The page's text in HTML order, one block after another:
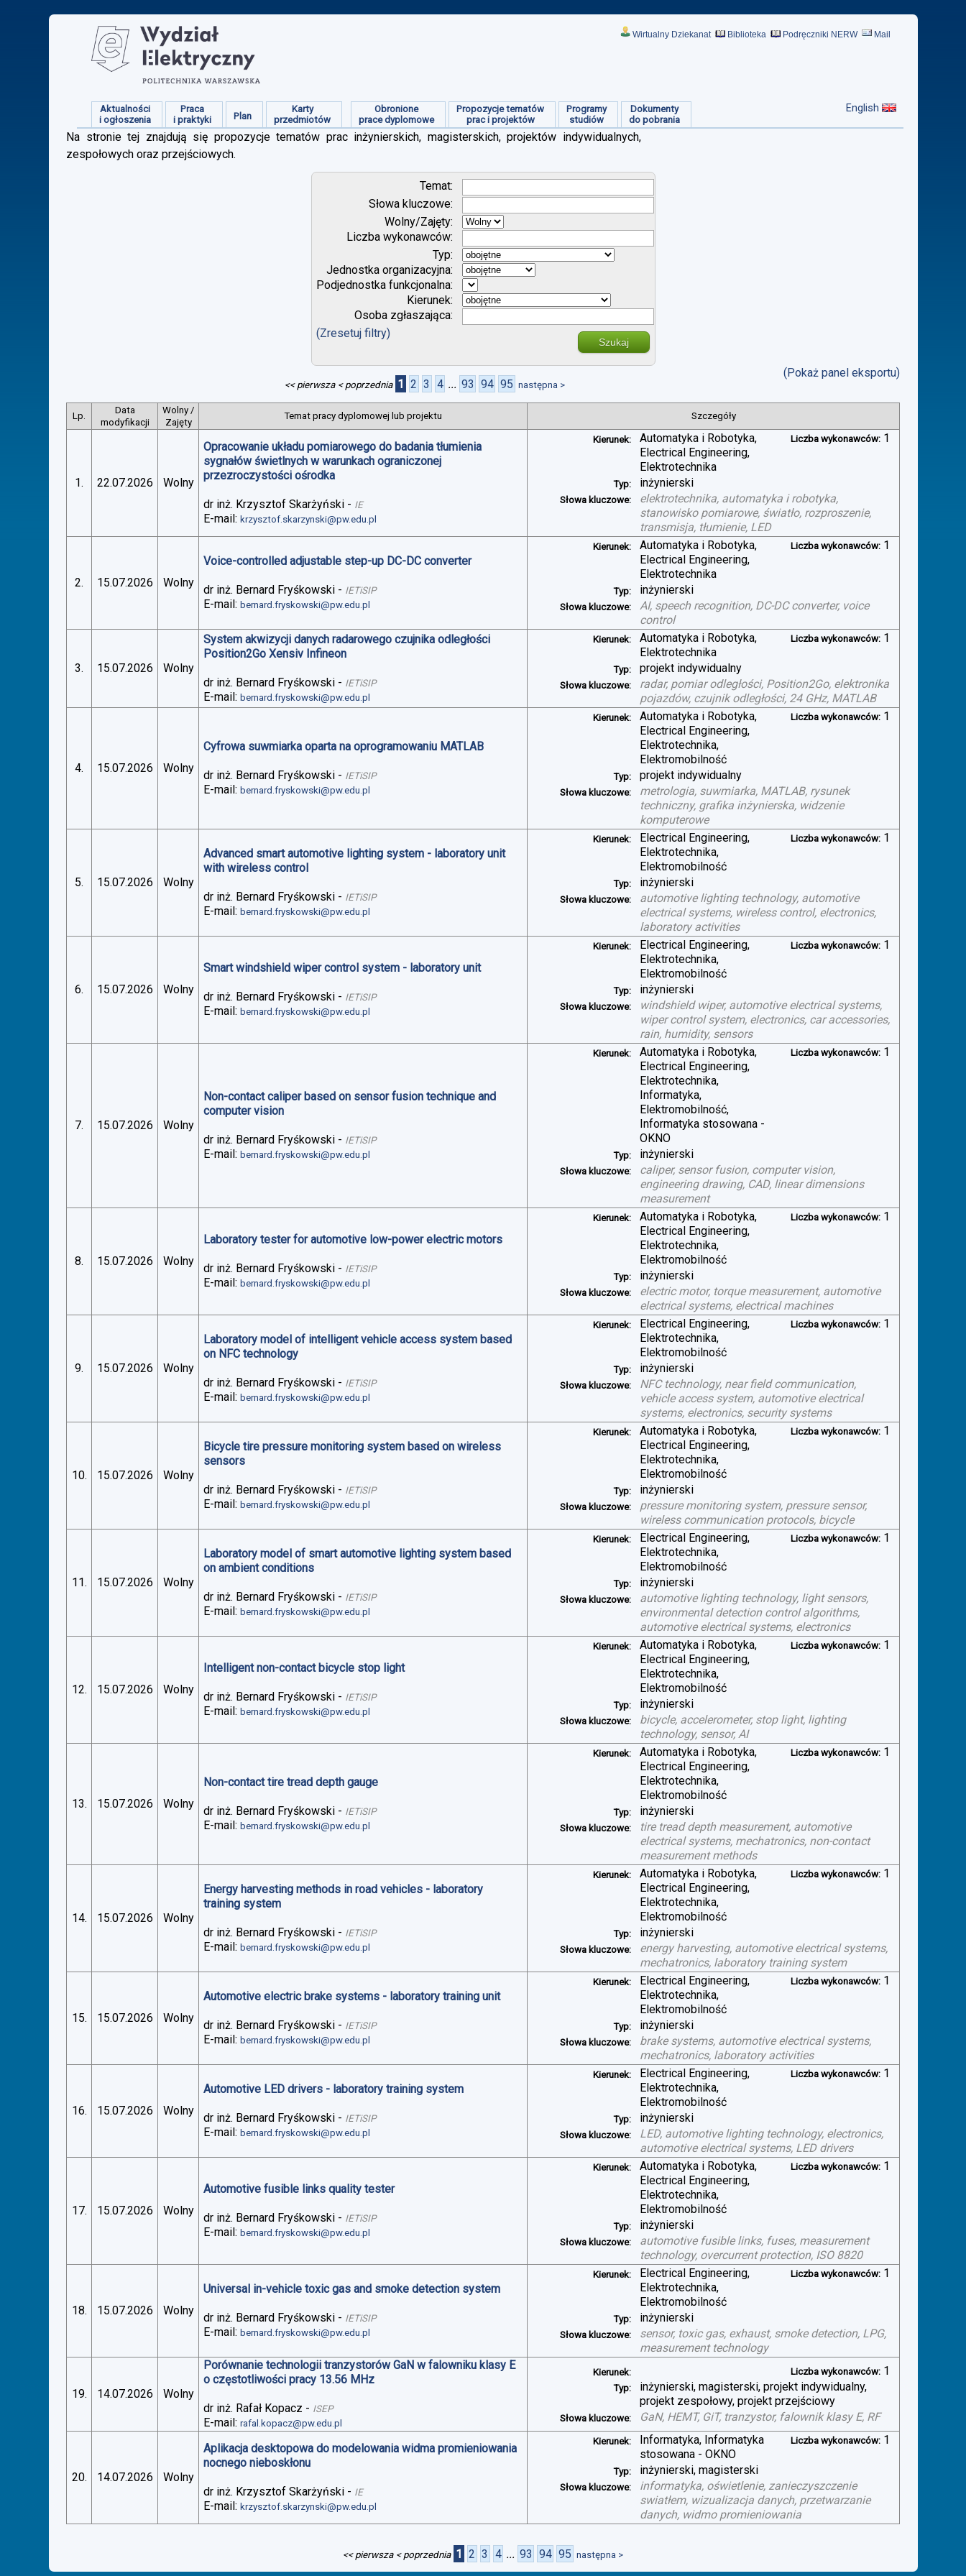
Wirtualny Dziekanat Biblioteka Podręczniki NERW Mail
Aktualności
i ogłoszenia
Praca
i praktyki
Plan
Karty
przedmiotów
Obronione
prace dyplomowe
Propozycje tematów
prac i projektów
Programy
studiów
Dokumenty
do pobrania
English
Na stronie tej znajdują się propozycje tematów prac inżynierskich, magisterskich, projektów indywidualnych,
zespołowych oraz przejściowych.
Temat:
Słowa kluczowe:
Wolny/Zajęty:
Liczba wykonawców:
Typ:
Jednostka organizacyjna:
Podjednostka funkcjonalna:
Kierunek:
Osoba zgłaszająca:
(Zresetuj filtry)
Szukaj
(Pokaż panel eksportu)
<< pierwsza < poprzednia 1 2 3 4 ... 93 94 95 następna >
Lp.
Data
modyfikacji
Wolny /
Zajęty
Temat pracy dyplomowej lub projektu Szczegóły
1. 22.07.2026 Wolny
Opracowanie układu pomiarowego do badania tłumienia
sygnałów świetlnych w warunkach ograniczonej
przezroczystości ośrodka
dr inż. Krzysztof Skarżyński - IE
E-mail:krzysztof.skarzynski@pw.edu.pl
Kierunek:
Automatyka i Robotyka,
Electrical Engineering,
Elektrotechnika
Liczba wykonawców: 1
Typ: inżynierski
Słowa kluczowe:
elektrotechnika, automatyka i robotyka,
stanowisko pomiarowe, światło, rozproszenie,
transmisja, tłumienie, LED
2. 15.07.2026 Wolny
Voice-controlled adjustable step-up DC-DC converter
dr inż. Bernard Fryśkowski - IETiSIP
E-mail:bernard.fryskowski@pw.edu.pl
Kierunek:
Automatyka i Robotyka,
Electrical Engineering,
Elektrotechnika
Liczba wykonawców: 1
Typ: inżynierski
Słowa kluczowe:
AI, speech recognition, DC-DC converter, voice
control
3. 15.07.2026 Wolny
System akwizycji danych radarowego czujnika odległości
Position2Go Xensiv Infineon
dr inż. Bernard Fryśkowski - IETiSIP
E-mail:bernard.fryskowski@pw.edu.pl
Kierunek:
Automatyka i Robotyka,
Elektrotechnika
Liczba wykonawców: 1
Typ: projekt indywidualny
Słowa kluczowe:
radar, pomiar odległości, Position2Go, elektronika
pojazdów, czujnik odległości, 24 GHz, MATLAB
4. 15.07.2026 Wolny
Cyfrowa suwmiarka oparta na oprogramowaniu MATLAB
dr inż. Bernard Fryśkowski - IETiSIP
E-mail:bernard.fryskowski@pw.edu.pl
Kierunek:
Automatyka i Robotyka,
Electrical Engineering,
Elektrotechnika,
Elektromobilność
Liczba wykonawców: 1
Typ: projekt indywidualny
Słowa kluczowe:
metrologia, suwmiarka, MATLAB, rysunek
techniczny, grafika inżynierska, widzenie
komputerowe
5. 15.07.2026 Wolny
Advanced smart automotive lighting system - laboratory unit
with wireless control
dr inż. Bernard Fryśkowski - IETiSIP
E-mail:bernard.fryskowski@pw.edu.pl
Kierunek:
Electrical Engineering,
Elektrotechnika,
Elektromobilność
Liczba wykonawców: 1
Typ: inżynierski
Słowa kluczowe:
automotive lighting technology, automotive
electrical systems, wireless control, electronics,
laboratory activities
6. 15.07.2026 Wolny
Smart windshield wiper control system - laboratory unit
dr inż. Bernard Fryśkowski - IETiSIP
E-mail:bernard.fryskowski@pw.edu.pl
Kierunek:
Electrical Engineering,
Elektrotechnika,
Elektromobilność
Liczba wykonawców: 1
Typ: inżynierski
Słowa kluczowe:
windshield wiper, automotive electrical systems,
wiper control system, electronics, car accessories,
rain, humidity, sensors
7. 15.07.2026 Wolny
Non-contact caliper based on sensor fusion technique and
computer vision
dr inż. Bernard Fryśkowski - IETiSIP
E-mail:bernard.fryskowski@pw.edu.pl
Kierunek:
Automatyka i Robotyka,
Electrical Engineering,
Elektrotechnika,
Informatyka,
Elektromobilność,
Informatyka stosowana -
OKNO
Liczba wykonawców: 1
Typ: inżynierski
Słowa kluczowe:
caliper, sensor fusion, computer vision,
engineering drawing, CAD, linear dimensions
measurement
8. 15.07.2026 Wolny
Laboratory tester for automotive low-power electric motors
dr inż. Bernard Fryśkowski - IETiSIP
E-mail:bernard.fryskowski@pw.edu.pl
Kierunek:
Automatyka i Robotyka,
Electrical Engineering,
Elektrotechnika,
Elektromobilność
Liczba wykonawców: 1
Typ: inżynierski
Słowa kluczowe:
electric motor, torque measurement, automotive
electrical systems, electrical machines
9. 15.07.2026 Wolny
Laboratory model of intelligent vehicle access system based
on NFC technology
dr inż. Bernard Fryśkowski - IETiSIP
E-mail:bernard.fryskowski@pw.edu.pl
Kierunek:
Electrical Engineering,
Elektrotechnika,
Elektromobilność
Liczba wykonawców: 1
Typ: inżynierski
Słowa kluczowe:
NFC technology, near field communication,
vehicle access system, automotive electrical
systems, electronics, security systems
10. 15.07.2026 Wolny
Bicycle tire pressure monitoring system based on wireless
sensors
dr inż. Bernard Fryśkowski - IETiSIP
E-mail:bernard.fryskowski@pw.edu.pl
Kierunek:
Automatyka i Robotyka,
Electrical Engineering,
Elektrotechnika,
Elektromobilność
Liczba wykonawców: 1
Typ: inżynierski
Słowa kluczowe:
pressure monitoring system, pressure sensor,
wireless communication protocols, bicycle
11. 15.07.2026 Wolny
Laboratory model of smart automotive lighting system based
on ambient conditions
dr inż. Bernard Fryśkowski - IETiSIP
E-mail:bernard.fryskowski@pw.edu.pl
Kierunek:
Electrical Engineering,
Elektrotechnika,
Elektromobilność
Liczba wykonawców: 1
Typ: inżynierski
Słowa kluczowe:
automotive lighting technology, light sensors,
environmental detection control algorithms,
automotive electrical systems, electronics
12. 15.07.2026 Wolny
Intelligent non-contact bicycle stop light
dr inż. Bernard Fryśkowski - IETiSIP
E-mail:bernard.fryskowski@pw.edu.pl
Kierunek:
Automatyka i Robotyka,
Electrical Engineering,
Elektrotechnika,
Elektromobilność
Liczba wykonawców: 1
Typ: inżynierski
Słowa kluczowe:
bicycle, accelerometer, stop light, lighting
technology, sensor, AI
13. 15.07.2026 Wolny
Non-contact tire tread depth gauge
dr inż. Bernard Fryśkowski - IETiSIP
E-mail:bernard.fryskowski@pw.edu.pl
Kierunek:
Automatyka i Robotyka,
Electrical Engineering,
Elektrotechnika,
Elektromobilność
Liczba wykonawców: 1
Typ: inżynierski
Słowa kluczowe:
tire tread depth measurement, automotive
electrical systems, mechatronics, non-contact
measurement methods
14. 15.07.2026 Wolny
Energy harvesting methods in road vehicles - laboratory
training system
dr inż. Bernard Fryśkowski - IETiSIP
E-mail:bernard.fryskowski@pw.edu.pl
Kierunek:
Automatyka i Robotyka,
Electrical Engineering,
Elektrotechnika,
Elektromobilność
Liczba wykonawców: 1
Typ: inżynierski
Słowa kluczowe:
energy harvesting, automotive electrical systems,
mechatronics, laboratory training system
15. 15.07.2026 Wolny
Automotive electric brake systems - laboratory training unit
dr inż. Bernard Fryśkowski - IETiSIP
E-mail:bernard.fryskowski@pw.edu.pl
Kierunek:
Electrical Engineering,
Elektrotechnika,
Elektromobilność
Liczba wykonawców: 1
Typ: inżynierski
Słowa kluczowe:
brake systems, automotive electrical systems,
mechatronics, laboratory activities
16. 15.07.2026 Wolny
Automotive LED drivers - laboratory training system
dr inż. Bernard Fryśkowski - IETiSIP
E-mail:bernard.fryskowski@pw.edu.pl
Kierunek:
Electrical Engineering,
Elektrotechnika,
Elektromobilność
Liczba wykonawców: 1
Typ: inżynierski
Słowa kluczowe:
LED, automotive lighting technology, electronics,
automotive electrical systems, LED drivers
17. 15.07.2026 Wolny
Automotive fusible links quality tester
dr inż. Bernard Fryśkowski - IETiSIP
E-mail:bernard.fryskowski@pw.edu.pl
Kierunek:
Automatyka i Robotyka,
Electrical Engineering,
Elektrotechnika,
Elektromobilność
Liczba wykonawców: 1
Typ: inżynierski
Słowa kluczowe:
automotive fusible links, fuses, measurement
technology, overcurrent protection, ISO 8820
18. 15.07.2026 Wolny
Universal in-vehicle toxic gas and smoke detection system
dr inż. Bernard Fryśkowski - IETiSIP
E-mail:bernard.fryskowski@pw.edu.pl
Kierunek:
Electrical Engineering,
Elektrotechnika,
Elektromobilność
Liczba wykonawców: 1
Typ: inżynierski
Słowa kluczowe:
sensor, toxic gas, exhaust, smoke detection, LPG,
measurement technology
19. 14.07.2026 Wolny
Porównanie technologii tranzystorów GaN w falowniku klasy E
o częstotliwości pracy 13.56 MHz
dr inż. Rafał Kopacz - ISEP
E-mail:rafal.kopacz@pw.edu.pl
Kierunek: Liczba wykonawców: 1
Typ:
inżynierski, magisterski, projekt indywidualny,
projekt zespołowy, projekt przejściowy
Słowa kluczowe: GaN, HEMT, GiT, tranzystor, falownik klasy E, RF
20. 14.07.2026 Wolny
Aplikacja desktopowa do modelowania widma promieniowania
nocnego nieboskłonu
dr inż. Krzysztof Skarżyński - IE
E-mail:krzysztof.skarzynski@pw.edu.pl
Kierunek:
Informatyka, Informatyka
stosowana - OKNO
Liczba wykonawców: 1
Typ: inżynierski, magisterski
Słowa kluczowe:
informatyka, oświetlenie, zanieczyszczenie
swiatłem, wizualizacja danych, przetwarzanie
danych, widmo promieniowania
<< pierwsza < poprzednia 1 2 3 4 ... 93 94 95 następna >